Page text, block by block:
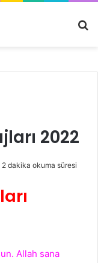
2022
2 dakika okuma süresi
Allah sana